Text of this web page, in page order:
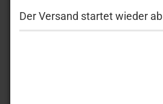
Der Versand startet wieder ab